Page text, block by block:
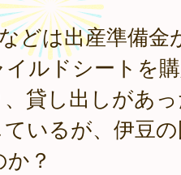
どは出産準備金
イルドシートを
貸し出しがあ
いるが、伊豆
？